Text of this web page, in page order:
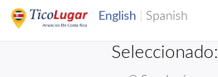
Seleccionado: